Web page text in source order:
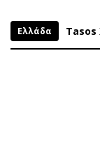
Ελλάδα